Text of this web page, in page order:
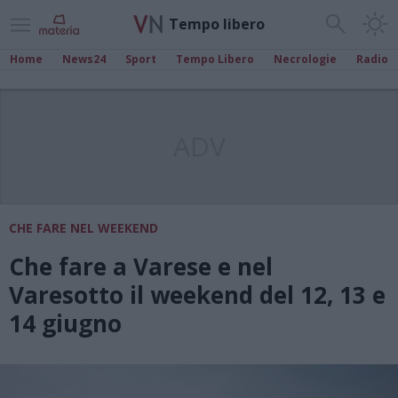
Tempo libero
Home News24 Sport Tempo Libero Necrologie Radio
CHE FARE NEL WEEKEND
Che fare a Varese e nel
Varesotto il weekend del 12, 13 e
14 giugno